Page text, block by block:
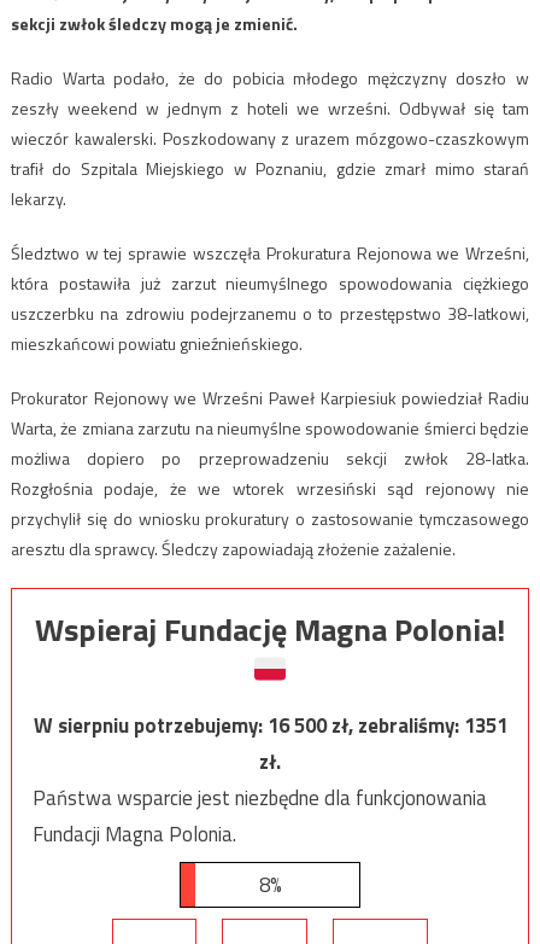
sekcji zwłok śledczy mogą je zmienić.
Radio Warta podało, że do pobicia młodego mężczyzny doszło w
zeszły weekend w jednym z hoteli we wrześni. Odbywał się tam
wieczór kawalerski. Poszkodowany z urazem mózgowo-czaszkowym
trafił do Szpitala Miejskiego w Poznaniu, gdzie zmarł mimo starań
lekarzy.
Śledztwo w tej sprawie wszczęła Prokuratura Rejonowa we Wrześni,
która postawiła już zarzut nieumyślnego spowodowania ciężkiego
uszczerbku na zdrowiu podejrzanemu o to przestępstwo 38-latkowi,
mieszkańcowi powiatu gnieźnieńskiego.
Prokurator Rejonowy we Wrześni Paweł Karpiesiuk powiedział Radiu
Warta, że zmiana zarzutu na nieumyślne spowodowanie śmierci będzie
możliwa dopiero po przeprowadzeniu sekcji zwłok 28-latka.
Rozgłośnia podaje, że we wtorek wrzesiński sąd rejonowy nie
przychylił się do wniosku prokuratury o zastosowanie tymczasowego
aresztu dla sprawcy. Śledczy zapowiadają złożenie zażalenie.
Wspieraj Fundację Magna Polonia!
W sierpniu potrzebujemy:16 500zł, zebraliśmy:1351
zł.
Państwa wsparcie jest niezbędne dla funkcjonowania
Fundacji Magna Polonia.
8%